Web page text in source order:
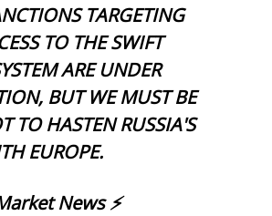
TARGETING
TO THE SWIFT
ARE UNDER
BUT WE MUST BE
TO HASTEN RUSSIA'S
EUROPE.
News ⚡️